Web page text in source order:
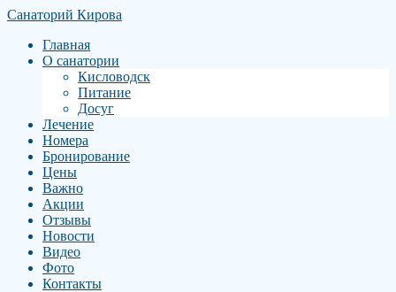
Санаторий Кирова
Главная
О санатории
Кисловодск
Питание
Досуг
Лечение
Номера
Бронирование
Цены
Важно
Акции
Отзывы
Новости
Видео
Фото
Контакты